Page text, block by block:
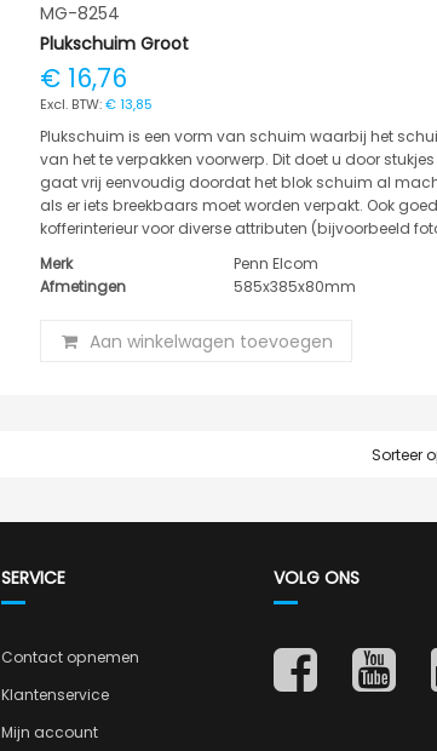
MG-8254
Plukschuim Groot
€ 16,76
€ 13,85
Plukschuim is een vorm van schuim waarbij het
van het te verpakken voorwerp. Dit doet u door
gaat vrij eenvoudig doordat het blok schuim al
als er iets breekbaars moet worden verpakt. Ook
kofferinterieur voor diverse attributen (bijvoorbeeld
Merk
Penn Elcom
Afmetingen
585x385x80mm
Aan winkelwagen toevoegen
Sorteer
SERVICE
Contact opnemen
Klantenservice
Mijn account
VOLG ONS